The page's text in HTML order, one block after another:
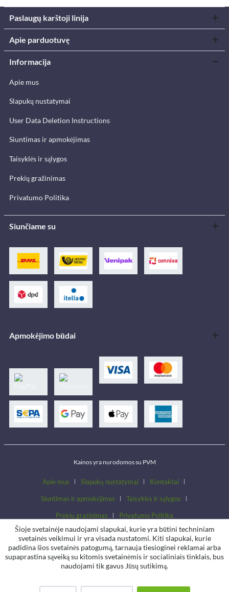
Paslaugų karštoji linija
Apie parduotuvę
Informacija
Apie mus
Slapukų nustatymai
User Data Deletion Instructions
Siuntimas ir apmokėjimas
Taisyklės ir sąlygos
Prekių gražinimas
Privatumo Politika
Siunčiame su
Apmokėjimo būdai
Kainos yra nurodomos su PVM
Apie mus Slapukų nustatymai Kontaktai
Siuntimas ir apmokėjimas Taisyklės ir sąlygos
Prekių gražinimas Privatumo Politika
Šioje svetainėje naudojami slapukai, kurie yra būtini techniniam
svetainės veikimui ir yra visada nustatomi. Kiti slapukai, kurie
padidina šios svetainės patogumą, tarnauja tiesioginei reklamai arba
supaprastina sąveiką su kitomis svetainėmis ir socialiniais tinklais, bus
naudojami tik gavus Jūsų sutikimą.